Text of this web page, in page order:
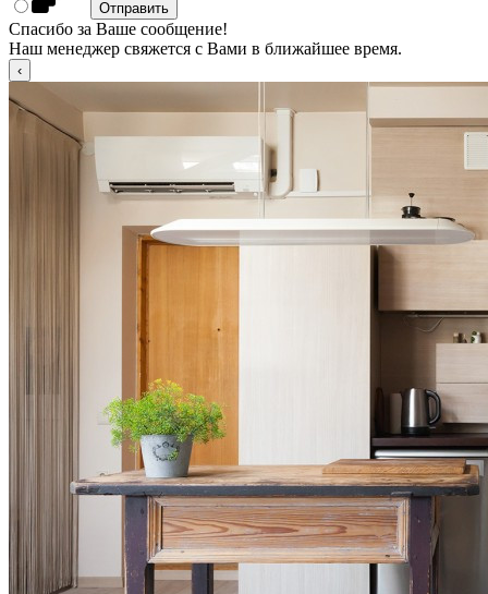
Спасибо за Ваше сообщение!
Наш менеджер свяжется с Вами в ближайшее время.